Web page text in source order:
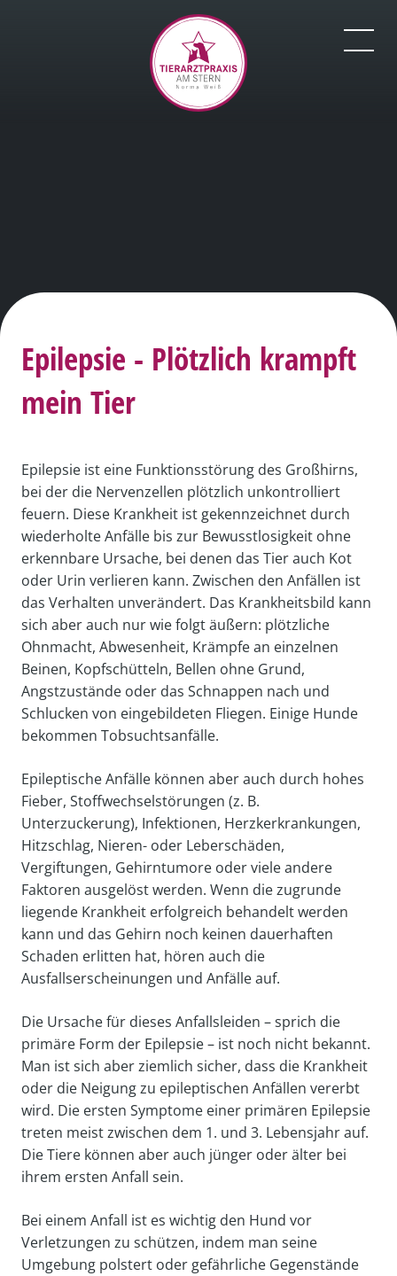
Epilepsie - Plötzlich krampft
mein Tier
Epilepsie ist eine Funktionsstörung des Großhirns,
bei der die Nervenzellen plötzlich unkontrolliert
feuern. Diese Krankheit ist gekennzeichnet durch
wiederholte Anfälle bis zur Bewusstlosigkeit ohne
erkennbare Ursache, bei denen das Tier auch Kot
oder Urin verlieren kann. Zwischen den Anfällen ist
das Verhalten unverändert. Das Krankheitsbild kann
sich aber auch nur wie folgt äußern: plötzliche
Ohnmacht, Abwesenheit, Krämpfe an einzelnen
Beinen, Kopfschütteln, Bellen ohne Grund,
Angstzustände oder das Schnappen nach und
Schlucken von eingebildeten Fliegen. Einige Hunde
bekommen Tobsuchtsanfälle.
Epileptische Anfälle können aber auch durch hohes
Fieber, Stoffwechselstörungen (z. B.
Unterzuckerung), Infektionen, Herzkerkrankungen,
Hitzschlag, Nieren- oder Leberschäden,
Vergiftungen, Gehirntumore oder viele andere
Faktoren ausgelöst werden. Wenn die zugrunde
liegende Krankheit erfolgreich behandelt werden
kann und das Gehirn noch keinen dauerhaften
Schaden erlitten hat, hören auch die
Ausfallserscheinungen und Anfälle auf.
Die Ursache für dieses Anfallsleiden – sprich die
primäre Form der Epilepsie – ist noch nicht bekannt.
Man ist sich aber ziemlich sicher, dass die Krankheit
oder die Neigung zu epileptischen Anfällen vererbt
wird. Die ersten Symptome einer primären Epilepsie
treten meist zwischen dem 1. und 3. Lebensjahr auf.
Die Tiere können aber auch jünger oder älter bei
ihrem ersten Anfall sein.
Bei einem Anfall ist es wichtig den Hund vor
Verletzungen zu schützen, indem man seine
Umgebung polstert oder gefährliche Gegenstände